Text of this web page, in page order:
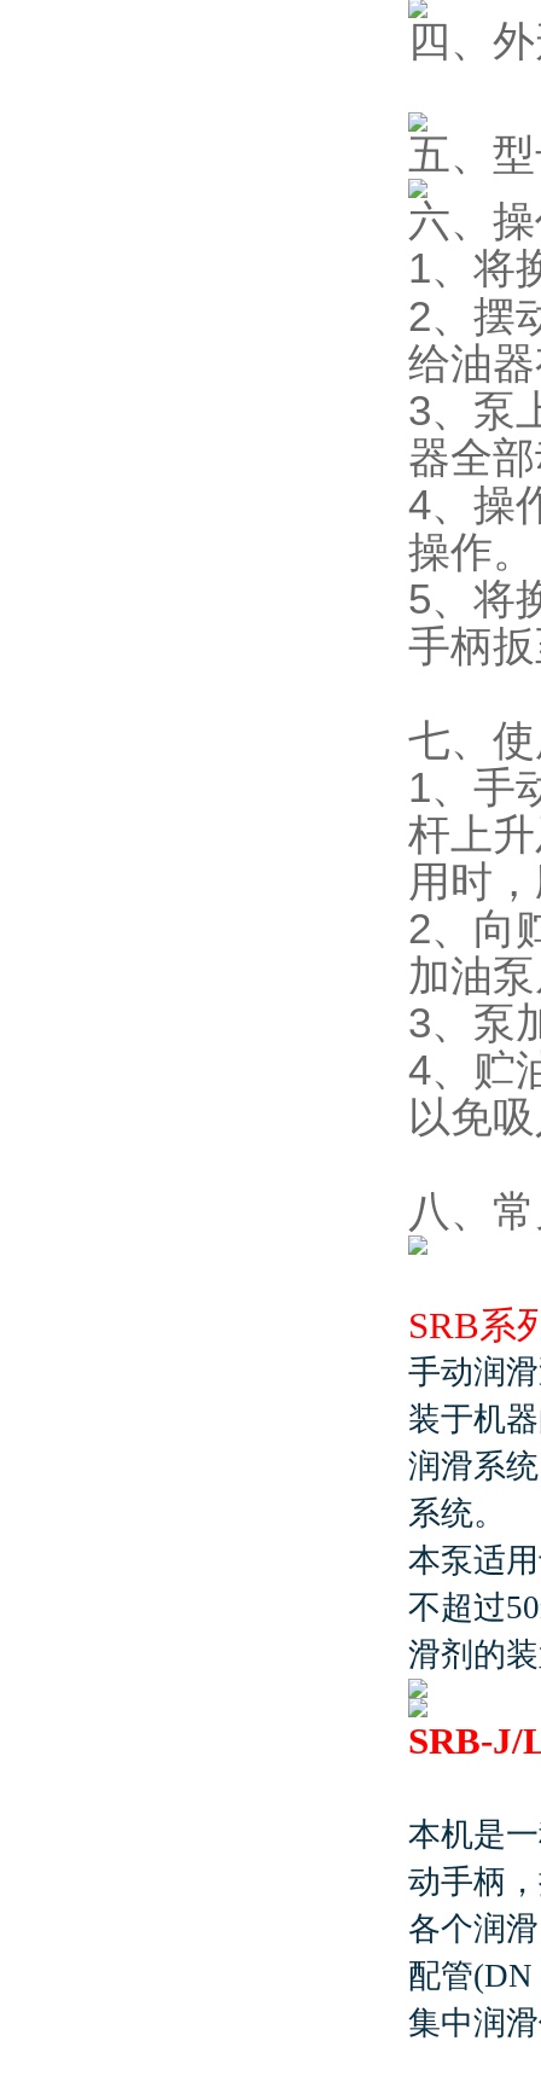
四、
五、
六、
1、将
2、摆
给油
3、泵
器全
4、操
操作。
5、将
手柄
七、
1、手
杆上
用时
2、向
加油
3、泵
4、贮
以免
八、
SRB系
手动润
装于机
润滑系
系统。
本泵适
不超过
滑剂的
SRB-J/
本机是
动手柄
各个润
配管(DN
集中润